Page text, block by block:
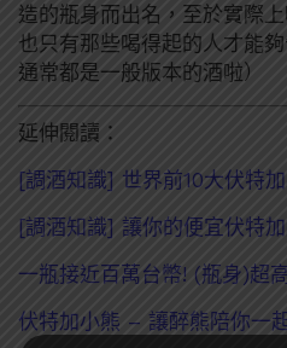
造的瓶身而出名，至於實際
也只有那些喝得起的人才能
通常都是一般版本的酒啦）
延伸閱讀：
[調酒知識] 世界前10大伏特
[調酒知識] 讓你的便宜伏特
一瓶接近百萬台幣! (瓶身)超
伏特加小熊 – 讓醉熊陪你一